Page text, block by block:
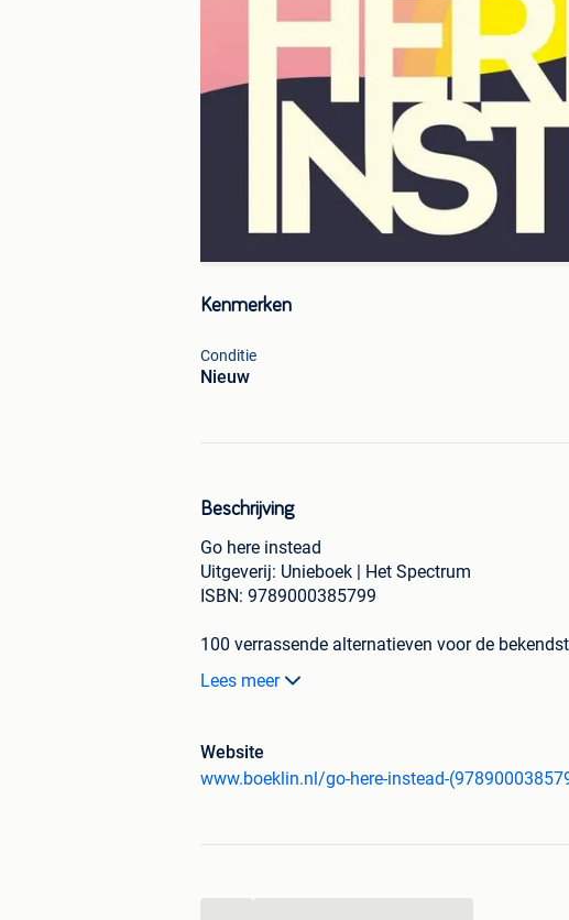
Kenmerken
Conditie
Nieuw
Beschrijving
Go here instead
Uitgeverij: Unieboek | Het Spectrum
ISBN: 9789000385799
100 verrassende alternatieven voor de
Ontsnap aan de drukte en ontdek de minder
Net zo mooi, maar véél minder drukbezocht.
Het boek barst van de prachtige fotografie en
Lees meer
Website
www.boeklin.nl/go-here-instead-